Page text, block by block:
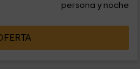
persona y noche